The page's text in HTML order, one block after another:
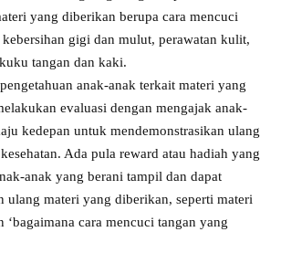
yang diberikan berupa cara mencuci
kebersihan gigi dan mulut, perawatan kulit,
tangan dan kaki.
anak-anak terkait materi yang
evaluasi dengan mengajak anak-
kedepan untuk mendemonstrasikan ulang
Ada pula reward atau hadiah yang
anak yang berani tampil dan dapat
ulang materi yang diberikan, seperti materi
‘bagaimana cara mencuci tangan yang